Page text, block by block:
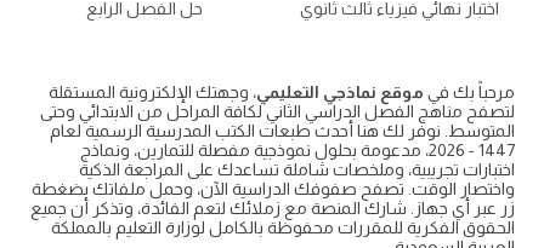
اختبار نهائي فيزياء ثالث ثانوي حل الفصل الرابع
مرحباً بك في موقع نماذجي التعليمي، وجهتك الإلكترونية المستقلة
لتصفح مناهج الفصل الدراسي الثاني لكافة المراحل من الابتدائي وحتى
المتوسط. نوفر لك هنا أحدث طبعات الكتب المدرسية الرسمية لعام
1447 - 2026، مدعومة بحلول نموذجية مفصلة للتمارين، ونماذج
اختبارات تجريبية، وملخصات شاملة تساعدك على المراجعة الذكية
واختصار الوقت. تصفح صفوفك الدراسية الآن، وحمل ملفاتك بضغطة
زر عبر أي جهاز. شارك المنصة مع زملائك لتعم الفائدة، وتذكر أن جميع
الحقوق الفكرية للمقررات محفوظة بالكامل لوزارة التعليم بالمملكة